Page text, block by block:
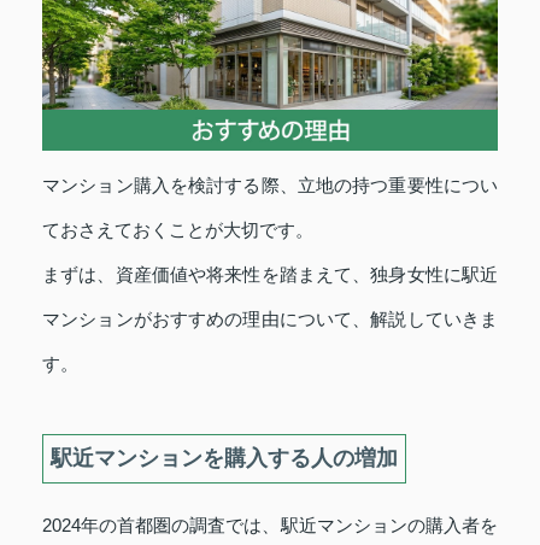
マンション購入を検討する際、立地の持つ重要性につい
ておさえておくことが大切です。
まずは、資産価値や将来性を踏まえて、独身女性に駅近
マンションがおすすめの理由について、解説していきま
す。
駅近マンションを購入する人の増加
2024年の首都圏の調査では、駅近マンションの購入者を